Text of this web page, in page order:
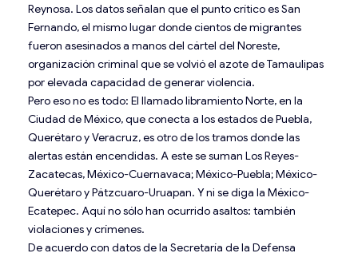
Reynosa. Los datos señalan que el punto crítico es San
Fernando, el mismo lugar donde cientos de migrantes
fueron asesinados a manos del cártel del Noreste,
organización criminal que se volvió el azote de Tamaulipas
por elevada capacidad de generar violencia.
Pero eso no es todo: El llamado libramiento Norte, en la
Ciudad de México, que conecta a los estados de Puebla,
Querétaro y Veracruz, es otro de los tramos donde las
alertas están encendidas. A este se suman Los Reyes-
Zacatecas, México-Cuernavaca; México-Puebla; México-
Querétaro y Pátzcuaro-Uruapan. Y ni se diga la México-
Ecatepec. Aquí no sólo han ocurrido asaltos: también
violaciones y crímenes.
De acuerdo con datos de la Secretaría de la Defensa